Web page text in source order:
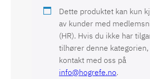
Dette produktet kan kun
av kunder med
(HR). Hvis du ikke har
tilhører denne kategorien,
kontakt med oss på
info@hogrefe.no.